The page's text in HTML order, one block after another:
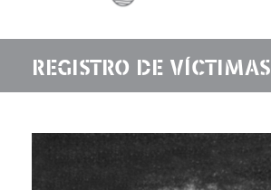
REGISTRO DE VÍCTIMAS